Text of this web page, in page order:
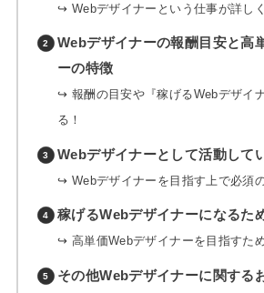
↪︎ Webデザイナーという仕事が詳し
Webデザイナーの報酬目安と高
ーの特徴
↪︎ 報酬の目安や『稼げるWebデザイ
る！
Webデザイナーとして活動して
↪︎ Webデザイナーを目指す上で必須
稼げるWebデザイナーになるた
↪︎ 高単価Webデザイナーを目指すた
その他Webデザイナーに関する